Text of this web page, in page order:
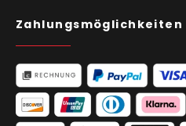
Zahlungsmöglichkeiten